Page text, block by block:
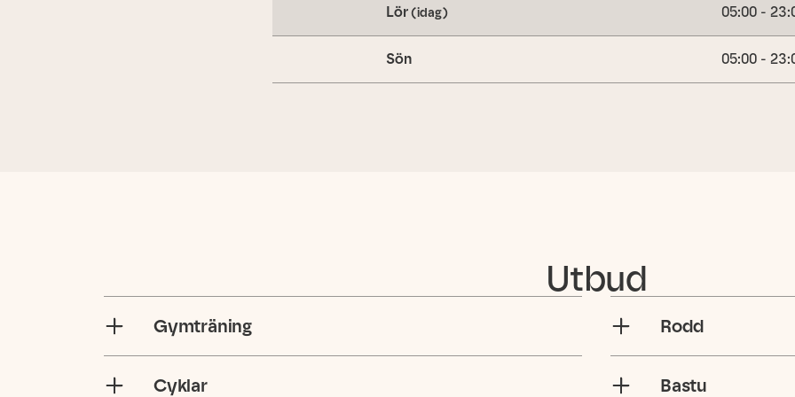
Lör(idag) 05:00 -
Sön 05:00 -
Utbud
Gymträning
Cyklar
Rodd
Bastu